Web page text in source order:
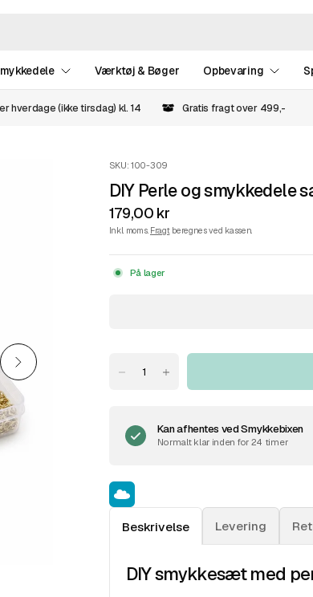
Værktøj & Bøger Opbevaring
hverdage (ikke tirsdag) kl. 14 Gratis fragt over 499,-
SKU: 100-309
DIY Perle og smykkedele
179,00 kr
Inkl. moms. Fragtberegnes ved kassen.
På lager
Kan afhentes vedSmykkebixen
Normalt klar inden for 24 timer
Beskrivelse Levering
DIY smykkesæt med